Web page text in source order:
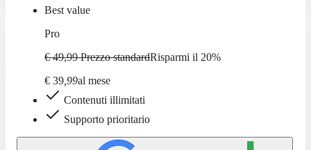
Best value
Pro
€ 49,99 Prezzo standardRisparmi il 20%
€ 39 99al mese
Contenuti illimitati
Supporto prioritario